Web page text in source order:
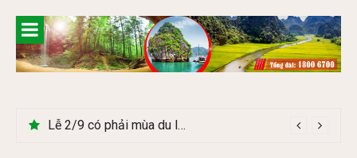
content
Lễ 2/9 có phải mùa du lịch Hà Giang đẹp không?